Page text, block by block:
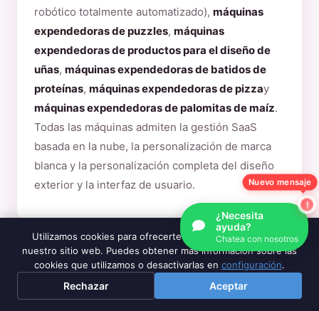
robótico totalmente automatizado), máquinas
expendedoras de puzzles, máquinas
expendedoras de productos para el diseño de
uñas, máquinas expendedoras de batidos de
proteínas, máquinas expendedoras de pizzay
máquinas expendedoras de palomitas de maíz.
Todas las máquinas admiten la gestión SaaS
basada en la nube, la personalización de marca
blanca y la personalización completa del diseño
exterior y la interfaz de usuario.
¿Cuánto cuesta una máquina
expendedora de algodón de azúcar?
¿Necesita
ayuda?
Chatea con nosotros
Nuevo mensaje
Utilizamos cookies para ofrecerte la mejor experiencia en
nuestro sitio web. Puedes obtener más información sobre las
cookies que utilizamos o desactivarlas en configuración.
Rechazar Aceptar